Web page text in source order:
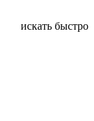
искать быстро